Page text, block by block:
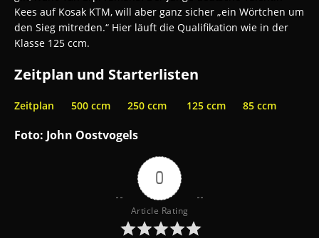
Kees auf Kosak KTM, will aber ganz sicher „ein Wörtchen um
den Sieg mitreden.“ Hier läuft die Qualifikation wie in der
Klasse 125 ccm.
Zeitplan und Starterlisten
Zeitplan 500 ccm 250 ccm 125 ccm 85 ccm
Foto: John Oostvogels
0
Article Rating